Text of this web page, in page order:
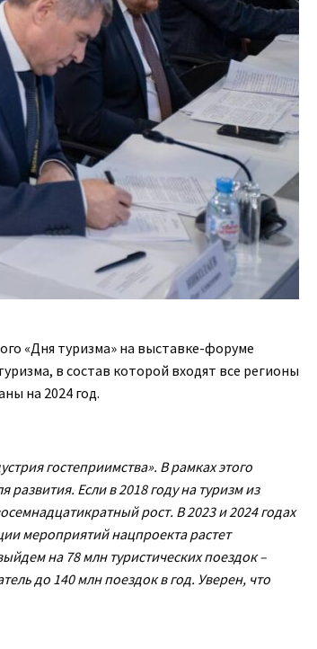
«Дня туризма» на выставке-форуме
в состав которой входят все регионы
на 2024 год.
гостеприимства». В рамках этого
Если в 2018 году на туризм из
рост. В 2023 и 2024 годах
мероприятий нацпроекта растет
на 78 млн туристических поездок –
до 140 млн поездок в год. Уверен, что